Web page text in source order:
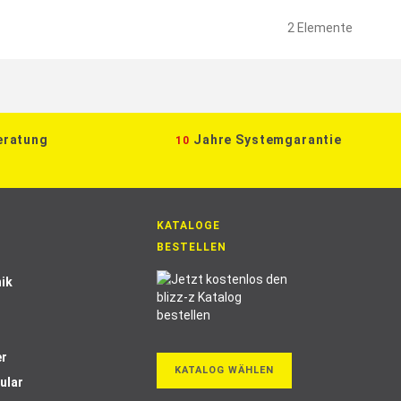
2 Elemente
10 Jahre Systemgarantie
KATALOGE
BESTELLEN
KATALOG WÄHLEN